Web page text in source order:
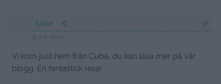
Sofie
Vi kom just hem från Cuba, du kan läsa mer på vår
blogg. En fantastisk resa!